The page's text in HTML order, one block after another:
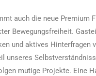
auch die neue Premium
Bewegungsfreiheit.
und aktives Hinterfragen
unseres
mutige Projekte. Eine